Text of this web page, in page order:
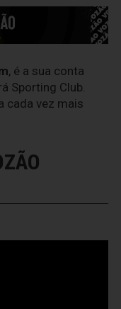
, é a sua conta
Sporting Club.
cada vez mais